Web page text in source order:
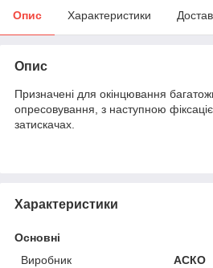
Опис Характеристики
Опис
Призначені для окінцювання
опресовування, з наступною
затискачах.
Характеристики
Основні
Виробник
АСКО